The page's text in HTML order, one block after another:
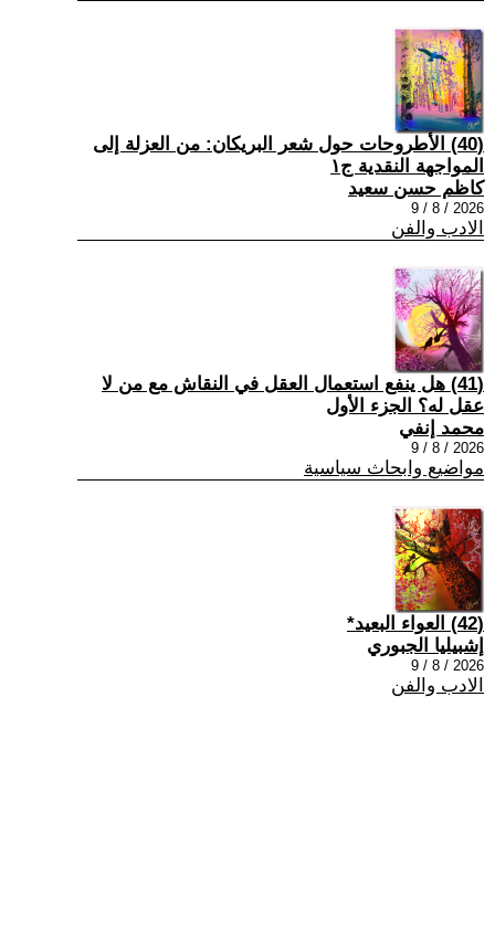
(40) الأطروحات حول شعر البريكان: من العزلة إلى
المواجهة النقدية ج١
كاظم حسن سعيد
2026 / 8 / 9
الادب والفن
(41) هل ينفع استعمال العقل في النقاش مع من لا
عقل له؟ الجزء الأول
محمد إنفي
2026 / 8 / 9
مواضيع وابحاث سياسية
(42) العواء البعيد*
إشبيليا الجبوري
2026 / 8 / 9
الادب والفن